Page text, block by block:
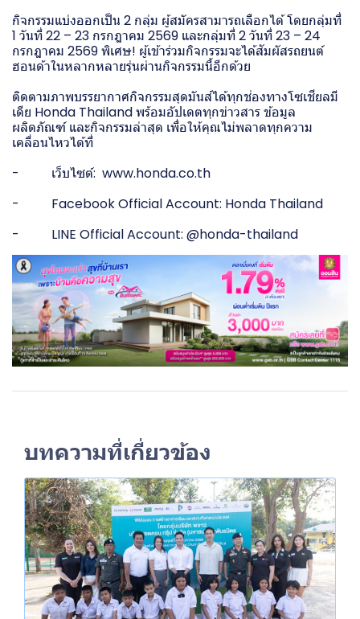
กิจกรรมแบ่งออกเป็น 2 กลุ่ม ผู้สมัครสามารถเลือกได้ โดยกลุ่มที่
1 วันที่ 22 – 23 กรกฎาคม 2569 และกลุ่มที่ 2 วันที่ 23 – 24
กรกฎาคม 2569 พิเศษ! ผู้เข้าร่วมกิจกรรมจะได้สัมผัสรถยนต์
ฮอนด้าในหลากหลายรุ่นผ่านกิจกรรมนี้อีกด้วย
ติดตามภาพบรรยากาศกิจกรรมสุดมันส์ได้ทุกช่องทางโซเชียลมี
เดีย Honda Thailand พร้อมอัปเดตทุกข่าวสาร ข้อมูล
ผลิตภัณฑ์ และกิจกรรมล่าสุด เพื่อให้คุณไม่พลาดทุกความ
เคลื่อนไหวได้ที่
- เว็บไซต์: www.honda.co.th
- Facebook Official Account: Honda Thailand
- LINE Official Account: @honda-thailand
บทความที่เกี่ยวข้อง